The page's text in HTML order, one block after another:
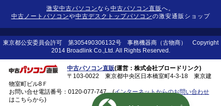
激安中古パソコンなら 中古パソコン直販 へ。
中古ノートパソコンや中古デスクトップパソコンの激安通販ショップ
東京都公安委員会許可 第305490306132号 事務機器商（古物商） Copyright
2014 Broadlink Co.,Ltd. All Rights Reserved.
中古パソコン直販(運営：株式会社ブロードリンク)
〒103-0022 東京都中央区日本橋室町4-3-18 東京建
物室町ビル8Ｆ
お問い合せ電話番号： 0120-077-747(インターネットからのお問い合わせ
はこちらから)